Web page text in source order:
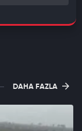
DAHA FAZLA